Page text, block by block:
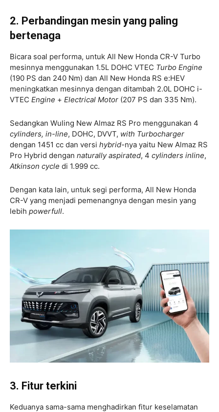
2. Perbandingan mesin yang paling
bertenaga
Bicara soal performa, untuk All New Honda CR-V Turbo
mesinnya menggunakan 1.5L DOHC VTEC Turbo Engine
(190 PS dan 240 Nm) dan All New Honda RS e:HEV
meningkatkan mesinnya dengan ditambah 2.0L DOHC i-
VTEC Engine + Electrical Motor (207 PS dan 335 Nm).
Sedangkan Wuling New Almaz RS Pro menggunakan 4
cylinders, in-line, DOHC, DVVT, with Turbocharger
dengan 1451 cc dan versi hybrid-nya yaitu New Almaz RS
Pro Hybrid dengan naturally aspirated, 4 cylinders inline,
Atkinson cycle di 1.999 cc.
Dengan kata lain, untuk segi performa, All New Honda
CR-V yang menjadi pemenangnya dengan mesin yang
lebih powerfull.
3. Fitur terkini
Keduanya sama-sama menghadirkan fitur keselamatan